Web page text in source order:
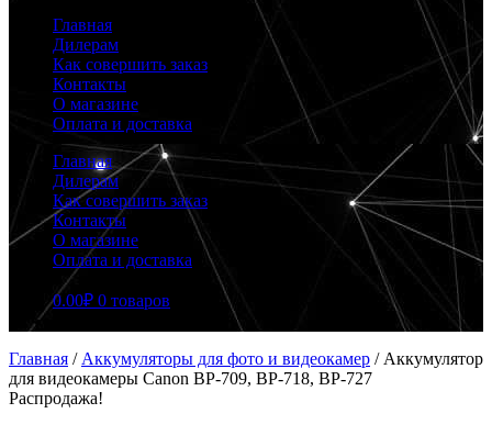
Главная
Дилерам
Как совершить заказ
Контакты
О магазине
Оплата и доставка
Главная
Дилерам
Как совершить заказ
Контакты
О магазине
Оплата и доставка
0.00₽ 0 товаров
Главная / Аккумуляторы для фото и видеокамер / Аккумулятор
для видеокамеры Canon BP-709, BP-718, BP-727
Распродажа!